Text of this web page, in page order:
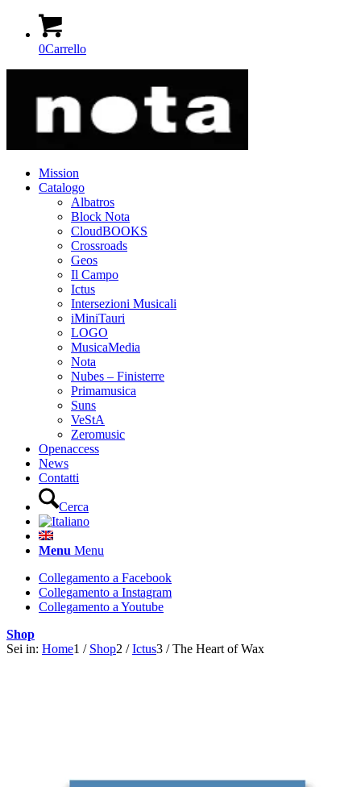
0Carrello
Mission
Catalogo
Albatros
Block Nota
CloudBOOKS
Crossroads
Geos
Il Campo
Ictus
Intersezioni Musicali
iMiniTauri
LOGO
MusicaMedia
Nota
Nubes – Finisterre
Primamusica
Suns
VeStA
Zeromusic
Openaccess
News
Contatti
Cerca
Menu Menu
Collegamento a Facebook
Collegamento a Instagram
Collegamento a Youtube
Shop
Sei in: Home1 / Shop2 / Ictus3 / The Heart of Wax